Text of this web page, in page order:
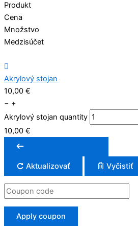
Produkt
Cena
Množstvo
Medzisúčet
Akrylový stojan
10,00 €
− +
Akrylový stojan quantity
10,00 €
Aktualizovať Vyčistiť
Apply coupon